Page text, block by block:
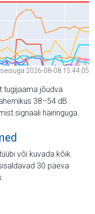
2026-08-08 15:44:05
tugijaama jõudva
38–54 dB
signaali häiringuga.
või kuvada kõik
30 päeva